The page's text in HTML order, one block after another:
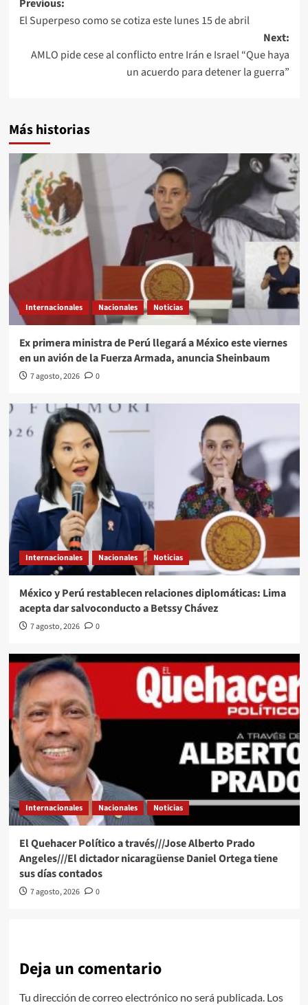
navigation
Previous:
El Superpeso como se cotiza este lunes 15 de abril
Next:
AMLO pide cese al conflicto entre Irán e Israel “Que haya
un acuerdo para detener la guerra”
Más historias
Internacionales Nacionales Noticias
Ex primera ministra de Perú llegará a México este viernes
en un avión de la Fuerza Armada, anuncia Sheinbaum
7 agosto, 2026 0
Internacionales Nacionales Noticias
México y Perú restablecen relaciones diplomáticas: Lima
acepta dar salvoconducto a Betssy Chávez
7 agosto, 2026 0
Internacionales Nacionales Noticias
El Quehacer Político a través///Jose Alberto Prado
Angeles///El dictador nicaragüense Daniel Ortega tiene
sus días contados
7 agosto, 2026 0
Deja un comentario
Tu dirección de correo electrónico no será publicada. Los